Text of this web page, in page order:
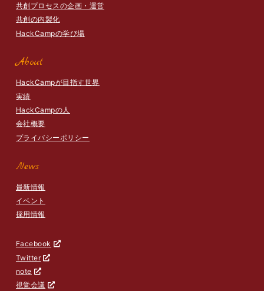
共創プロセスの企画・運営
共創の内製化
HackCampの学び場
About
HackCampが目指す世界
実績
HackCampの人
会社概要
プライバシーポリシー
News
最新情報
イベント
採用情報
Facebook
Twitter
note
視覚会議